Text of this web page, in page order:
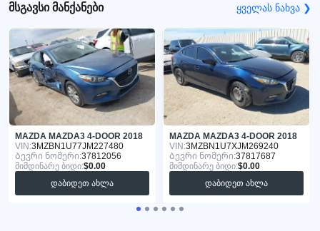
მსგავსი მანქანები ყველას ნახვა ❯
MAZDA MAZDA3 4-DOOR 2018
VIN:3MZBN1U77JM227480
Ბევრი ნომერი:37812056
მიმდინარე ბიდი:$0.00
დაბიდეთ ახლა
MAZDA MAZDA3 4-DOOR 2018
VIN:3MZBN1U7XJM269240
Ბევრი ნომერი:37817687
მიმდინარე ბიდი:$0.00
დაბიდეთ ახლა